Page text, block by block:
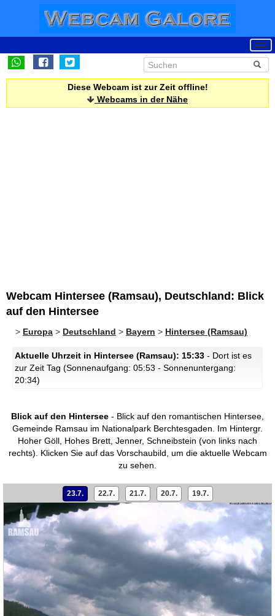
Diese Webcam ist zur Zeit offline!
Webcams in der Nähe
Webcam Hintersee (Ramsau), Deutschland: Blick
auf den Hintersee
> Europa > Deutschland > Bayern > Hintersee (Ramsau)
Aktuelle Uhrzeit in Hintersee (Ramsau): 15:33 - Dort ist es
zur Zeit Tag (Sonnenaufgang: 05:53 - Sonnenuntergang:
20:34)
Blick auf den Hintersee - Blick auf den romantischen Hintersee,
Gemeinde Ramsau im Nationalpark Berchtesgaden. Im Hintergr.
Hoher Göll, Hohes Brett, Jenner, Schneibstein (von links nach
rechts).
Klicken Sie auf das Vorschaubild, um die aktuelle Webcam
zu sehen.
23.7. 22.7. 21.7. 20.7. 19.7.